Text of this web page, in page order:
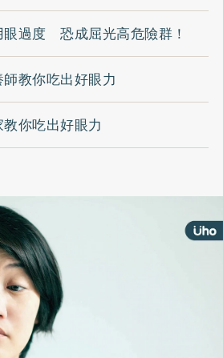
眼過度 恐成屈光高危險群！
教你吃出好眼力
你吃出好眼力